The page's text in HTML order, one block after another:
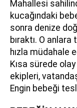
Mahallesi
kucağındaki
sonra denize
bıraktı. O
hızla müdahale
Kısa sürede
ekipleri,
Engin bebeği